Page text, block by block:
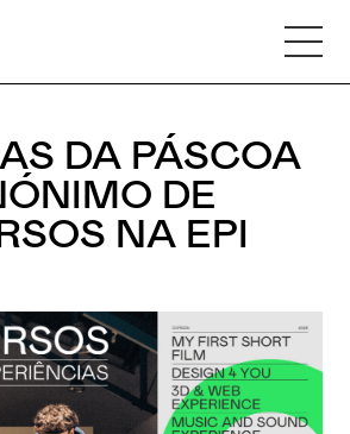
DA PÁSCOA
DE
NA EPI